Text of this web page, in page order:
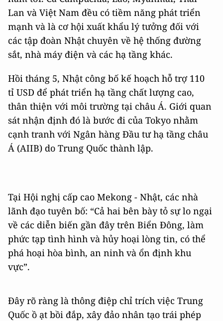
Lan và Việt Nam đều có tiềm năng phát triển
mạnh và là cơ hội xuất khẩu lý tưởng đối với
các tập đoàn Nhật chuyên về hệ thống đường
sắt, nhà máy điện và các hạ tầng khác.
Hồi tháng 5, Nhật công bố kế hoạch hỗ trợ 110
tỉ USD để phát triển hạ tầng chất lượng cao,
thân thiện với môi trường tại châu Á. Giới quan
sát nhận định đó là bước đi của Tokyo nhằm
cạnh tranh với Ngân hàng Đầu tư hạ tầng châu
Á (AIIB) do Trung Quốc thành lập.
Tại Hội nghị cấp cao Mekong - Nhật, các nhà
lãnh đạo tuyên bố: “Cả hai bên bày tỏ sự lo ngại
về các diễn biến gần đây trên Biển Đông, làm
phức tạp tình hình và hủy hoại lòng tin, có thể
phá hoại hòa bình, an ninh và ổn định khu
vực”.
Đây rõ ràng là thông điệp chỉ trích việc Trung
Quốc ồ ạt bồi đắp, xây đảo nhân tạo trái phép